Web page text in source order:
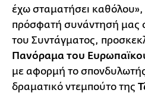
έχω σταματήσει καθόλου»,
πρόσφατή συνάντησή μας
του Συντάγματος,
Πανόραμα του
με αφορμή το
δραματικό ντεμπούτο της